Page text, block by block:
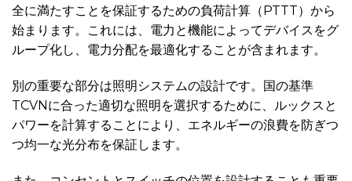
全に満たすことを保証するための負荷計算（PTTT）から
始まります。これには、電力と機能によってデバイスをグ
ループ化し、電力分配を最適化することが含まれます。
別の重要な部分は照明システムの設計です。国の基準
TCVNに合った適切な照明を選択するために、ルックスと
パワーを計算することにより、エネルギーの浪費を防ぎつ
つ均一な光分布を保証します。